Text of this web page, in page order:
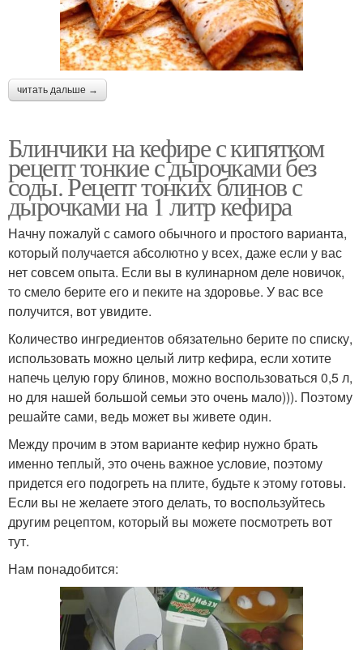
читать дальше →
Блинчики на кефире с кипятком
рецепт тонкие с дырочками без
соды. Рецепт тонких блинов с
дырочками на 1 литр кефира
Начну пожалуй с самого обычного и простого варианта,
который получается абсолютно у всех, даже если у вас
нет совсем опыта. Если вы в кулинарном деле новичок,
то смело берите его и пеките на здоровье. У вас все
получится, вот увидите.
Количество ингредиентов обязательно берите по списку,
использовать можно целый литр кефира, если хотите
напечь целую гору блинов, можно воспользоваться 0,5 л,
но для нашей большой семьи это очень мало))). Поэтому
решайте сами, ведь может вы живете один.
Между прочим в этом варианте кефир нужно брать
именно теплый, это очень важное условие, поэтому
придется его подогреть на плите, будьте к этому готовы.
Если вы не желаете этого делать, то воспользуйтесь
другим рецептом, который вы можете посмотреть вот
тут.
Нам понадобится: